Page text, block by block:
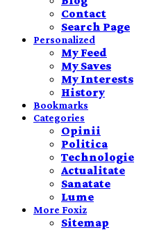
Contact
Search Page
Personalized
My Feed
My Saves
My Interests
History
Bookmarks
Categories
Opinii
Politica
Technologie
Actualitate
Sanatate
Lume
More Foxiz
Sitemap